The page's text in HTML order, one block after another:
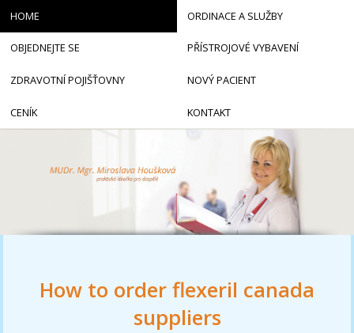
How to order flexeril canada
suppliers
HOME ORDINACE A SLUŽBY
OBJEDNEJTE SE PŘÍSTROJOVÉ VYBAVENÍ
ZDRAVOTNÍ POJIŠŤOVNY NOVÝ PACIENT
CENÍK KONTAKT